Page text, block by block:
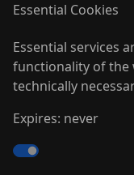
Ein exklusiver
Compilation vom
kostenloser
http://
Single-Track
Essential Cookies
Essential services
functionality of the
technically
Expires: never